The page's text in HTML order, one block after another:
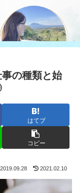
事の種類と始
はてブ
コピー
2019.09.28 2021.02.10